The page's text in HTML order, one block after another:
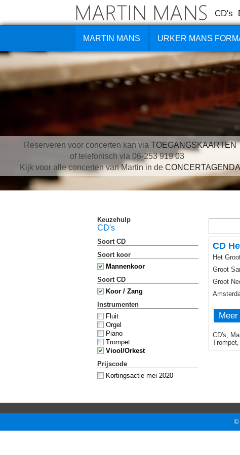
CD's
MARTIN MANS URKER MANS
Reserveren voor concerten kan via TOEGANGSKAARTEN
of telefonisch via 06-253 919 03
Kijk voor alle concerten van Martin in de CONCERTAGENDA
Keuzehulp
CD's
Soort CD
Soort koor
Mannenkoor
Soort CD
Koor / Zang
Instrumenten
Fluit
Orgel
Piano
Trompet
Viool/Orkest
Prijscode
Kortingsactie mei 2020
CD
Het
Groot
Groot
CD's,
©